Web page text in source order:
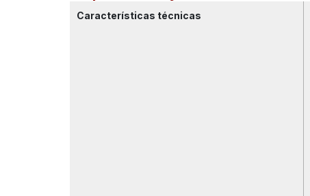
Características técnicas